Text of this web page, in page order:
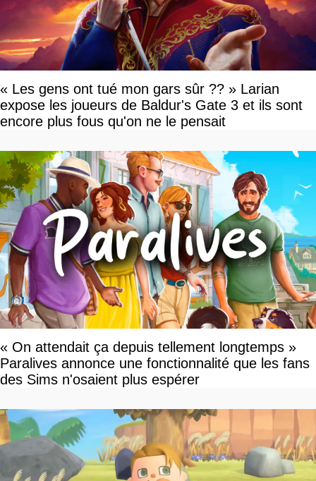
« Les gens ont tué mon gars sûr ?? » Larian
expose les joueurs de Baldur's Gate 3 et ils sont
encore plus fous qu'on ne le pensait
« On attendait ça depuis tellement longtemps »
Paralives annonce une fonctionnalité que les fans
des Sims n'osaient plus espérer